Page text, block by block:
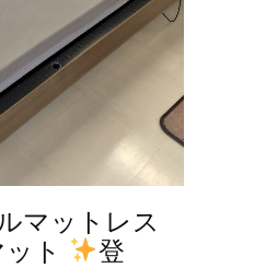
マットレス
ト
登